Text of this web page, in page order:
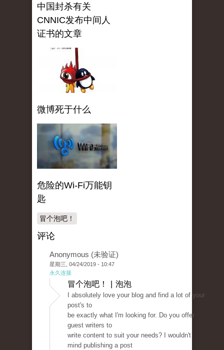
中国封杀有关
CNNIC发布中间人
证书的文章
微博死于什么
危险的Wi-Fi万能钥
匙
冒个泡吧！
评论
Anonymous (未验证)
星期三, 04/24/2019 - 10:47
永久连接
冒个泡吧！ | 泡泡
I absolutely love your blog and find a lot of your
post's to
be exactly what I'm looking for. Do you offer
guest writers to
write content to suit your needs? I wouldn't
mind publishing a post